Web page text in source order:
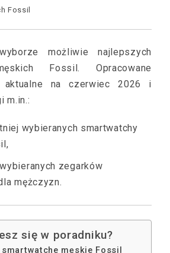
Fossil
możliwie najlepszych
Fossil. Opracowane
aktualne na czerwiec 2026 i
m.in.:
wybieranych smartwatchy
zegarków
mężczyzn.
się w poradniku?
męskie Fossil